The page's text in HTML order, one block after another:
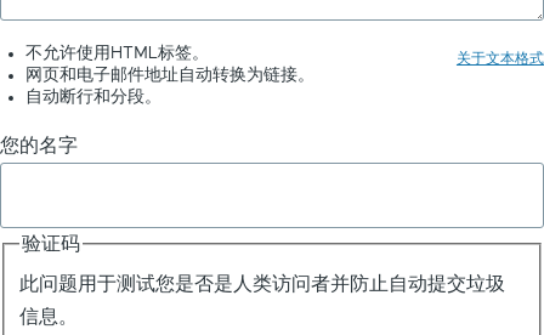
件
关于文本格式
不允许使用HTML标签。
网页和电子邮件地址自动转换为链接。
自动断行和分段。
您的名字
验证码
此问题用于测试您是否是人类访问者并防止自动提交垃圾
信息。